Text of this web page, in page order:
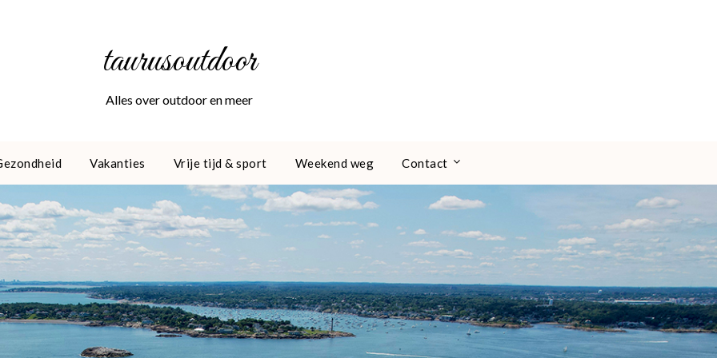
taurusoutdoor
Alles over outdoor en meer
Vakanties Vrije tijd & sport Weekend weg Contact